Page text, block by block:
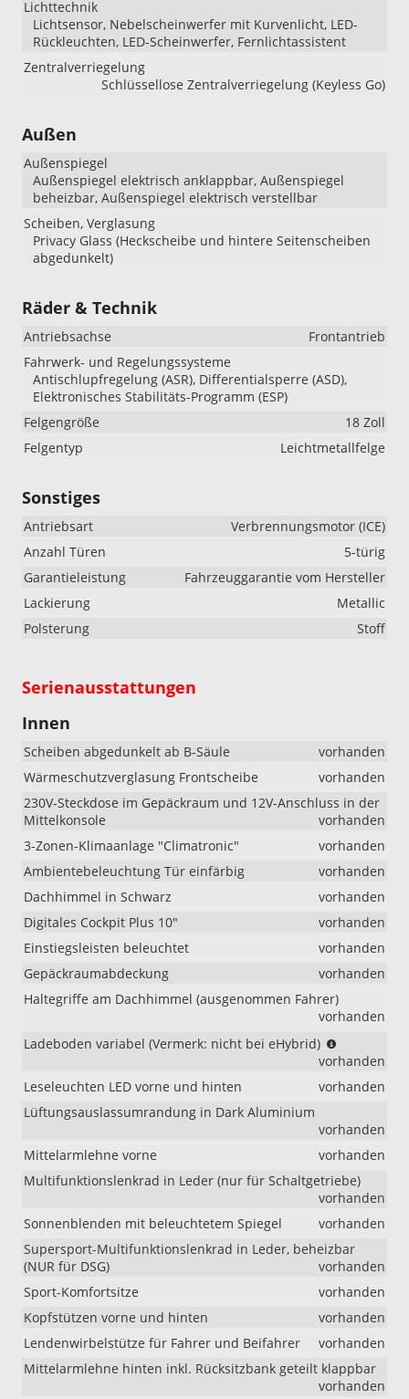
Lichttechnik
Lichtsensor, Nebelscheinwerfer mit Kurvenlicht, LED-
Rückleuchten, LED-Scheinwerfer, Fernlichtassistent
Zentralverriegelung
Schlüssellose Zentralverriegelung (Keyless Go)
Außen
Außenspiegel
Außenspiegel elektrisch anklappbar, Außenspiegel
beheizbar, Außenspiegel elektrisch verstellbar
Scheiben, Verglasung
Privacy Glass (Heckscheibe und hintere Seitenscheiben
abgedunkelt)
Räder & Technik
Antriebsachse
Frontantrieb
Fahrwerk- und Regelungssysteme
Antischlupfregelung (ASR), Differentialsperre (ASD),
Elektronisches Stabilitäts-Programm (ESP)
Felgengröße
18 Zoll
Felgentyp
Leichtmetallfelge
Sonstiges
Antriebsart
Verbrennungsmotor (ICE)
Anzahl Türen
5-türig
Garantieleistung
Fahrzeuggarantie vom Hersteller
Lackierung
Metallic
Polsterung
Stoff
Serienausstattungen
Innen
Scheiben abgedunkelt ab B-Säule
vorhanden
Wärmeschutzverglasung Frontscheibe
vorhanden
230V-Steckdose im Gepäckraum und 12V-Anschluss in der
Mittelkonsole
vorhanden
3-Zonen-Klimaanlage "Climatronic"
vorhanden
Ambientebeleuchtung Tür einfärbig
vorhanden
Dachhimmel in Schwarz
vorhanden
Digitales Cockpit Plus 10"
vorhanden
Einstiegsleisten beleuchtet
vorhanden
Gepäckraumabdeckung
vorhanden
Haltegriffe am Dachhimmel (ausgenommen Fahrer)
vorhanden
Ladeboden variabel (Vermerk: nicht bei eHybrid)
nicht
eHybrid)
vorhanden
Leseleuchten LED vorne und hinten
vorhanden
Lüftungsauslassumrandung in Dark Aluminium
vorhanden
Mittelarmlehne vorne
vorhanden
Multifunktionslenkrad in Leder (nur für Schaltgetriebe)
vorhanden
Sonnenblenden mit beleuchtetem Spiegel
vorhanden
Supersport-Multifunktionslenkrad in Leder, beheizbar
(NUR für DSG)
vorhanden
Sport-Komfortsitze
vorhanden
Kopfstützen vorne und hinten
vorhanden
Lendenwirbelstütze für Fahrer und Beifahrer
vorhanden
Mittelarmlehne hinten inkl. Rücksitzbank geteilt klappbar
vorhanden